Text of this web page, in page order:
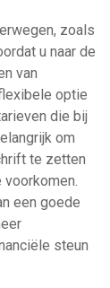
zoals
u naar de
van
optie
die bij
om
te zetten
een goede
steun